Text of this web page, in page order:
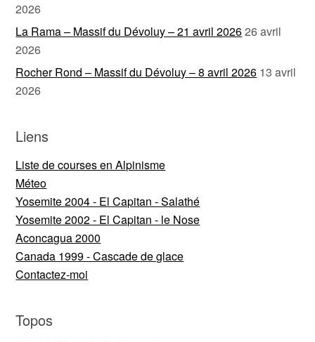
2026
La Rama – Massif du Dévoluy – 21 avril 202626 avril
2026
Rocher Rond – Massif du Dévoluy – 8 avril 2026 13 avril
2026
Liens
Liste de courses en Alpinisme
Méteo
Yosemite 2004 - El Capitan - Salathé
Yosemite 2002 - El Capitan - le Nose
Aconcagua 2000
Canada 1999 - Cascade de glace
Contactez-moi
Topos